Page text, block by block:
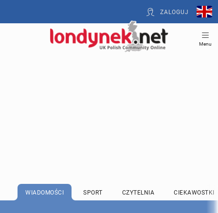
ZALOGUJ
Menu
WIADOMOŚCI SPORT CZYTELNIA CIEKAWOSTKI